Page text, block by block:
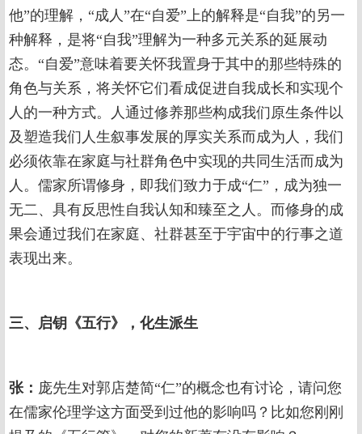
他”的理解，“成人”在“自爱”上的解释是“自我”的另一
种解释，是将“自我”理解为一种多元关系的延展动
态。“自爱”意味着要关怀我置身于其中的那些特殊的
角色与关系，将关怀它们看成促进自我成长和实现个
人的一种方式。人通过修养那些构成我们原生条件以
及塑造我们人生叙事发展的厚实关系而成为人，我们
必须依靠在家庭与社群角色中实现的共同生活而成为
人。儒家所谓修身，即我们致力于成“仁”，成为独一
无二、具有反思性自我认知和臻至之人。而修身的成
果会通过我们在家庭、社群甚至于宇宙中的行事之道
表现出来。
三、启钥《五行》，化生派生
张： 庞先生对郭店楚简“仁”的概念也有讨论，请问您
在儒家伦理学这方面受到过他的影响吗？比如您刚刚